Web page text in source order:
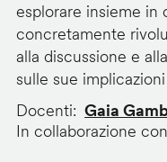
esplorare insieme in
concretamente
alla discussione e
sulle sue
Docenti
Gaia
In collaborazione con